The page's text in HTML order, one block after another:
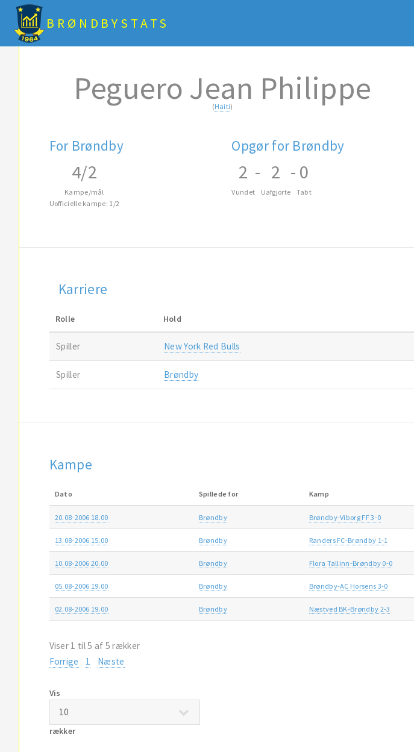
BRØNDBYSTATS
Peguero Jean Philippe
(Haiti)
For Brøndby
4/2
Kampe/mål
Uofficielle kampe: 1/2
Opgør for Brøndby
2
Vundet
- 2
Uafgjorte
- 0
Tabt
Karriere
Rolle Hold
Spiller New York Red Bulls
Spiller Brøndby
Kampe
Dato Spillede for Kamp
20.08-2006 18.00 Brøndby Brøndby-Viborg FF 3-0
13.08-2006 15.00 Brøndby Randers FC-Brøndby 1-1
10.08-2006 20.00 Brøndby Flora Tallinn-Brøndby 0-0
05.08-2006 19.00 Brøndby Brøndby-AC Horsens 3-0
02.08-2006 19.00 Brøndby Næstved BK-Brøndby 2-3
Viser 1 til 5 af 5 rækker
Forrige
1 Næste
Vis
rækker